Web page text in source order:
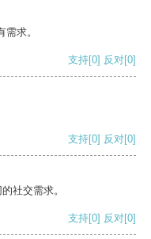
求。
支持[0] 反对[0]
支持[0] 反对[0]
社交需求。
支持[0] 反对[0]